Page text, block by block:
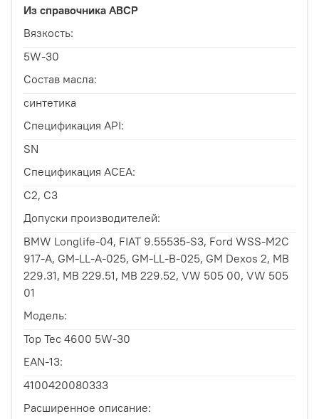
Из справочника ABCP
Вязкость:
5W-30
Состав масла:
синтетика
Спецификация API:
SN
Спецификация ACEA:
C2, C3
Допуски производителей:
BMW Longlife-04, FIAT 9.55535-S3, Ford WSS-M2C
917-A, GM-LL-A-025, GM-LL-B-025, GM Dexos 2, MB
229.31, MB 229.51, MB 229.52, VW 505 00, VW 505
01
Модель:
Top Tec 4600 5W-30
EAN-13:
4100420080333
Расширенное описание: